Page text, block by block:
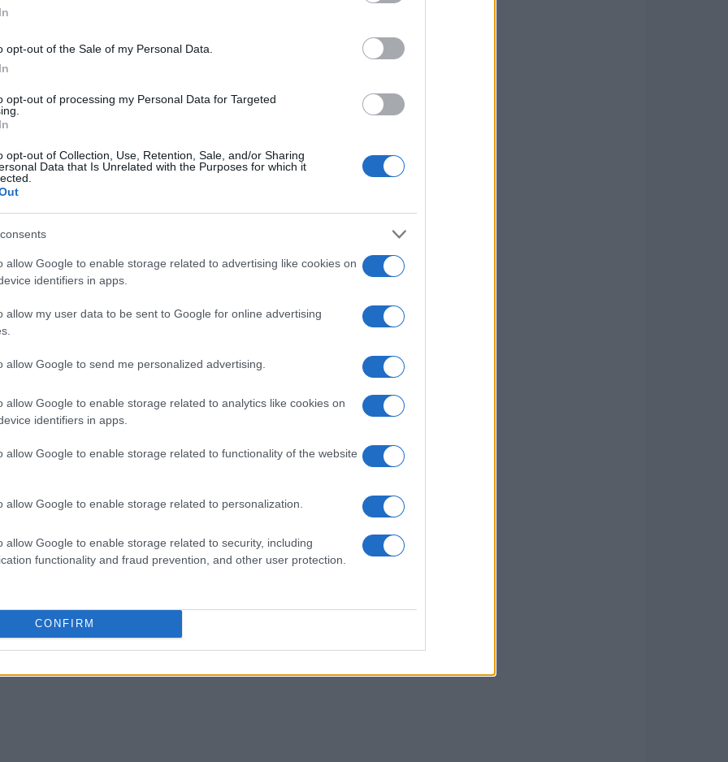
opt-out of the Sale of my Personal Data.
opt-out of processing my Personal Data for Targeted
opt-out of Collection, Use, Retention, Sale, and/or Sharing
Data that Is Unrelated with the Purposes for which it
allow Google to enable storage related to advertising like cookies on
identifiers in apps.
allow my user data to be sent to Google for online advertising
allow Google to send me personalized advertising.
allow Google to enable storage related to analytics like cookies on
identifiers in apps.
allow Google to enable storage related to functionality of the website
allow Google to enable storage related to personalization.
allow Google to enable storage related to security, including
functionality and fraud prevention, and other user protection.
CONFIRM
ingenti somme in giovani talenti con risultati
come Jack Grealish, il cui acquisto da parte del
ma ha portato a risultati altalenanti. D’altra parte,
iniziale elevato, hanno saputo ripagare
il trasferimento di Bruno Fernandes al Manchester
non si misura solo in base al prezzo di
e impatto sul campo.
interessato; Leeds United e Crystal Palace
aumento della concorrenza potrebbe
rendendo l’accordo ancora più complesso.
potrebbe portare a decisioni affrettate, come
speso troppo per calciatori senza un adeguato
manager
chiunque operi nel mondo delle startup e degli
costi-benefici approfondita prima di procedere
una storia diversa rispetto all’immediato
acquisto. Assicurati che ogni investimento
valore futuro giustifichi il costo attuale.